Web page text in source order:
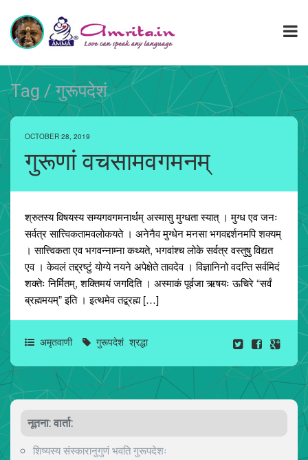
Tag / गुरूपदेशं
OCTOBER 28, 2019
गुरूणां वचसामवगमनम्
श्रुतस्य विषयस्य सम्यगवगमनार्थम् अस्मासु मुग्धता स्यात् । मुग्ध एव जनः
सर्वत्र सात्त्विकतामवलोकयते । अनेनैव मुग्धेन मनसा भगवद्दर्शनमपि शक्यम्
। सात्त्विकता एव भगवन्नाम्ना कथ्यते, भगवांश्च लोके सर्वत्र वस्तुषु विद्यत
एव । केवलं तद्द्रष्टुं योग्ये नयने अपेक्षेते तावदेव । विज्ञानिनो वदन्ति सर्वमिदं
शक्तेः निर्मितम्, शक्तिमयं जगदिति । अस्माकं पूर्वजा ऋषयः ऊचिरे “सर्वं
ब्रह्ममयम्” इति । इत्थमेव तद्ब्रह्म […]
अमृतवाणी गुरूपदेशं, श्रद्धा
नूतना: वार्ता:
शिष्यस्य संस्कारानुगुणं भवति गुरूपदेशः